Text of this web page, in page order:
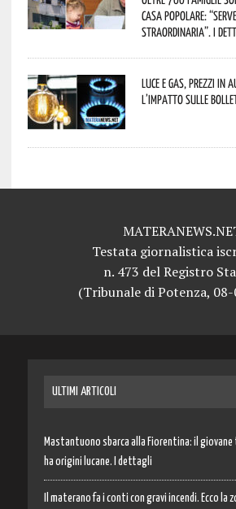
casa popolare:
straordinaria”. I
Luce e gas, prezzi in
l’impatto sulle
Testata giornalistica
n. 473 del Registro
(Tribunale di Potenza,
ULTIMI ARTICOLI
Mastantuono sbarca alla Fiorentina: il
ha origini lucane. I dettagli
Il materano fa i conti con gravi incendi. Ecco la